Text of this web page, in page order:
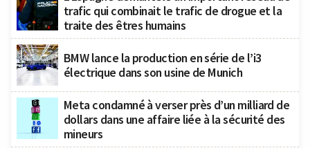
trafic qui combinait le trafic de drogue et la
traite des êtres humains
BMW lance la production en série de l’i3
électrique dans son usine de Munich
Meta condamné à verser près d’un milliard de
dollars dans une affaire liée à la sécurité des
mineurs